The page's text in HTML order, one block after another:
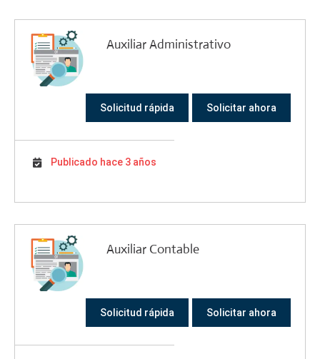
Auxiliar Administrativo
Solicitud rápida Solicitar ahora
Publicado hace 3 años
Auxiliar Contable
Solicitud rápida Solicitar ahora